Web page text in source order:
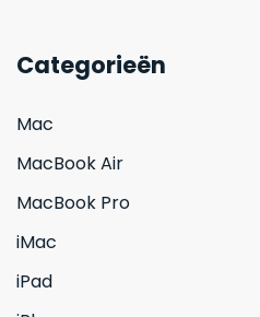
Categorieën
Mac
MacBook Air
MacBook Pro
iMac
iPad